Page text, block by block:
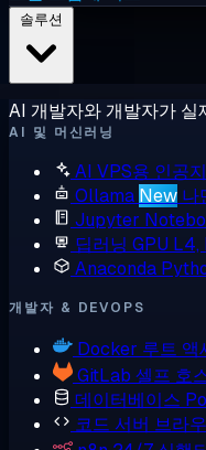
AI 개발자와 개발자가 실
AI 및 머신러닝
AI VPS용 인공
Ollama New 나
Jupyter
딥러닝 GPU L4,
Anaconda
개발자 & DEVOPS
Docker 루트 액
GitLab 셀프 호
데이터베이스
코드 서버 브라